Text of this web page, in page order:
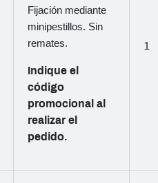
Fijación mediante
minipestillos. Sin
remates.
Indique el
código
promocional al
realizar el
pedido.
1